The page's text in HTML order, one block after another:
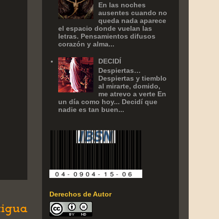
En las noches
ausentes cuando no
queda nada aparece
el espacio donde vuelan las
letras. Pensamientos difusos
corazón y alma...
DECIDÍ
Despiertas…
Despiertas y tiemblo
al mirarte, domido,
me atrevo a verte En
un día como hoy... Decidí que
nadie es tan buen...
Derechos de Autor